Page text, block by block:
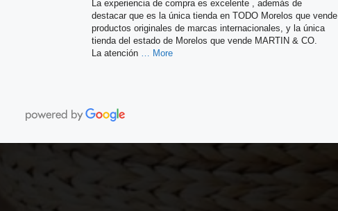
La experiencia de compra es excelente , además de
destacar que es la única tienda en TODO Morelos que vende
productos originales de marcas internacionales, y la única
tienda del estado de Morelos que vende MARTIN & CO.
La atención … More